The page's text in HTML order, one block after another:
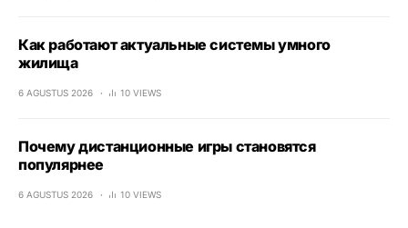
Как работают актуальные системы умного
жилища
6 AGUSTUS 2026 10 VIEWS
Почему дистанционные игры становятся
популярнее
6 AGUSTUS 2026 10 VIEWS